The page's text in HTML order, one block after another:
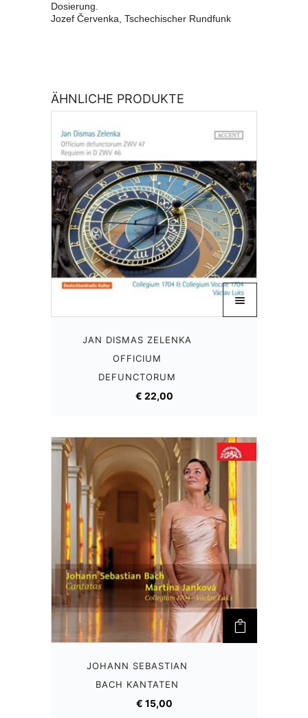
Dosierung.
Jozef Červenka, Tschechischer Rundfunk
ÄHNLICHE PRODUKTE
JAN DISMAS ZELENKA
OFFICIUM
DEFUNCTORUM
€ 22,00
JOHANN SEBASTIAN
BACH KANTATEN
€ 15,00